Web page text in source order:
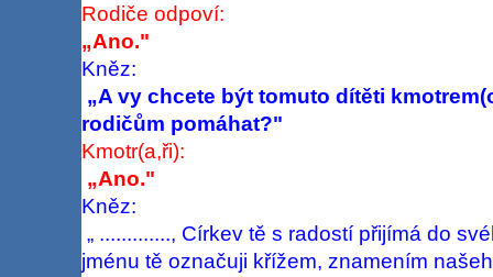
Rodiče odpoví:
„Ano."
Kněz:
„A vy chcete být tomuto dítěti
rodičům pomáhat?"
Kmotr(a,ři):
„Ano."
Kněz:
„ ............., Církev tě s radostí přijímá do
jménu tě označuji křížem, znamením